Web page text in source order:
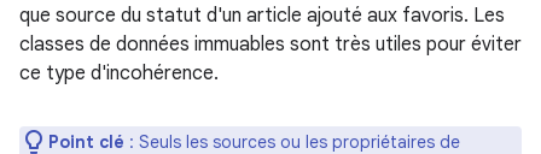
que source du statut d'un article ajouté aux favoris. Les
classes de données immuables sont très utiles pour éviter
ce type d'incohérence.
Point clé : Seuls les sources ou les propriétaires de